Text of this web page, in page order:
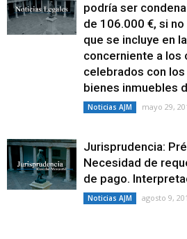
podría ser
de 106.000 €, si
que se incluye en
concerniente a
celebrados con
bienes inmuebles
Noticias AJM mayo 29,
Jurisprudencia:
Necesidad de
de pago.
Noticias AJM agosto 9,